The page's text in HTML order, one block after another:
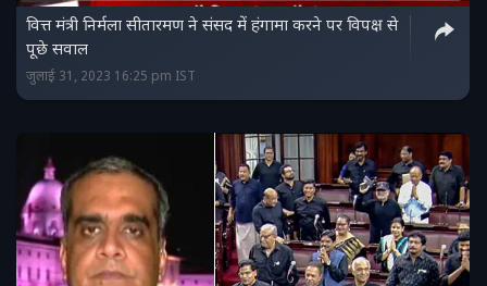
वित्त मंत्री निर्मला सीतारमण ने संसद में हंगामा करने पर विपक्ष से
पूछे सवाल
जुलाई 31, 2023 16:25 pm IST